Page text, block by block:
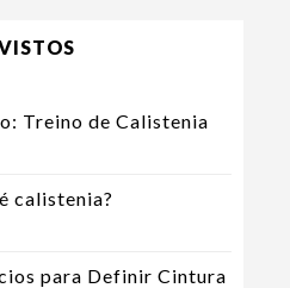
Treino de Calistenia
calistenia?
para Definir Cintura